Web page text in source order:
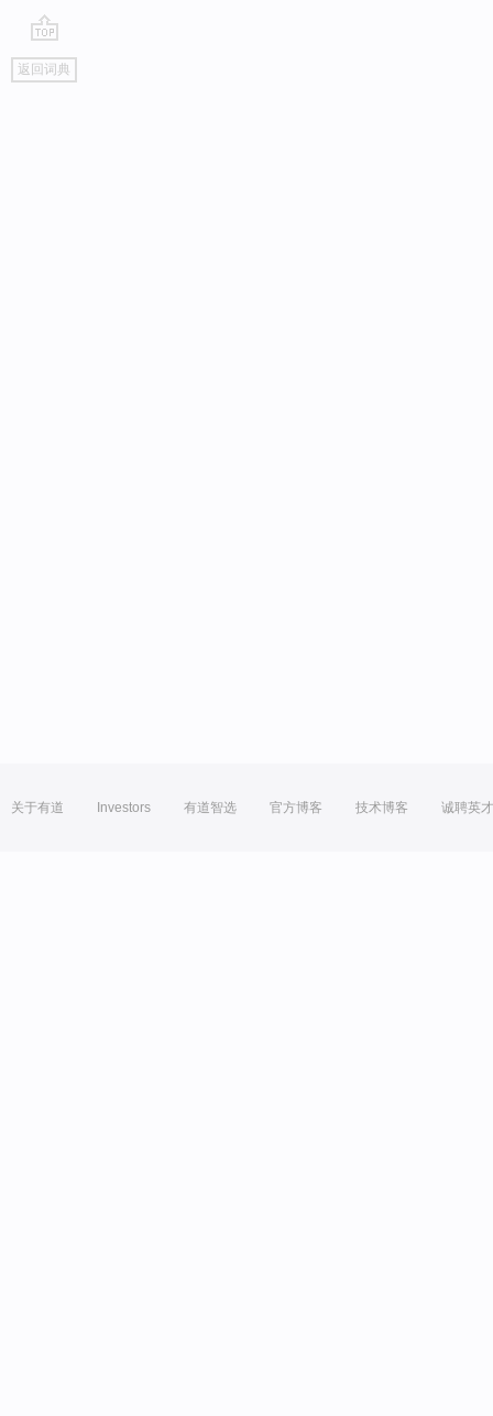
go
top
返回词典
关于有道 Investors 有道智选 官方博客 技术博客 诚聘英才